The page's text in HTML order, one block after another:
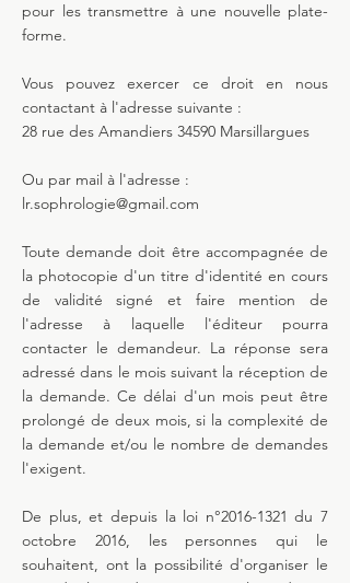
pour les transmettre à une nouvelle plate-
forme.
Vous pouvez exercer ce droit en nous
contactant à l'adresse suivante :
28 rue des Amandiers 34590 Marsillargues
Ou par mail à l'adresse :
lr.sophrologie@gmail.com
Toute demande doit être accompagnée de
la photocopie d'un titre d'identité en cours
de validité signé et faire mention de
l'adresse à laquelle l'éditeur pourra
contacter le demandeur. La réponse sera
adressé dans le mois suivant la réception de
la demande. Ce délai d'un mois peut être
prolongé de deux mois, si la complexité de
la demande et/ou le nombre de demandes
l'exigent.
De plus, et depuis la loi n°2016-1321 du 7
octobre 2016, les personnes qui le
souhaitent, ont la possibilité d'organiser le